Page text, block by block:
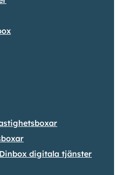
digitala tjänster